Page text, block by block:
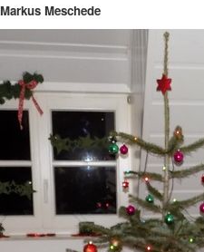
Markus Meschede